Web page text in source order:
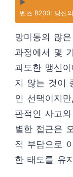
▶️
벤츠 B200: 당신
망미동의 많
과정에서 몇
과도한 맹신
지 않는 것이
인 선택이지
판적인 사고
별한 접근은
적 부담으로
한 태도를 유